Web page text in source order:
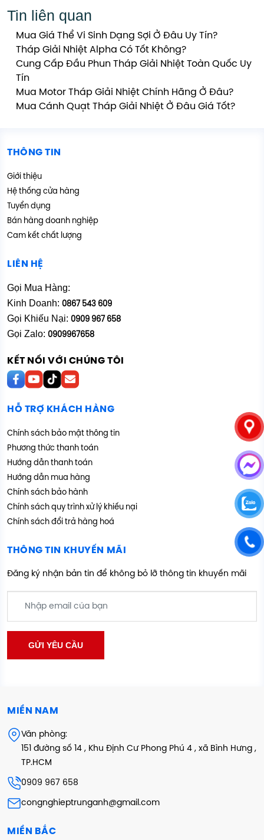
Tin liên quan
Mua Giá Thể Vi Sinh Dạng Sợi Ở Đâu Uy Tín?
Tháp Giải Nhiệt Alpha Có Tốt Không?
Cung Cấp Đầu Phun Tháp Giải Nhiệt Toàn Quốc Uy
Tín
Mua Motor Tháp Giải Nhiệt Chính Hãng Ở Đâu?
Mua Cánh Quạt Tháp Giải Nhiệt Ở Đâu Giá Tốt?
THÔNG TIN
Giới thiệu
Hệ thống cửa hàng
Tuyển dụng
Bán hàng doanh nghiệp
Cam kết chất lượng
LIÊN HỆ
Gọi Mua Hàng:
Kinh Doanh: 0867 543 609
Gọi Khiếu Nại: 0909 967 658
Gọi Zalo: 0909967658
KẾT NỐI VỚI CHÚNG TÔI
HỖ TRỢ KHÁCH HÀNG
Chính sách bảo mật thông tin
Phương thức thanh toán
Hướng dẫn thanh toán
Hướng dẫn mua hàng
Chính sách bảo hành
Chính sách quy trình xử lý khiếu nại
Chính sách đổi trả hàng hoá
THÔNG TIN KHUYẾN MÃI
Đăng ký nhận bản tin để không bỏ lỡ thông tin khuyến mãi
MIỀN NAM
Văn phòng:
151 đường số 14 , Khu Định Cư Phong Phú 4 , xã Bình Hưng ,
TP.HCM
0909 967 658
congnghieptrunganh@gmail.com
MIỀN BẮC